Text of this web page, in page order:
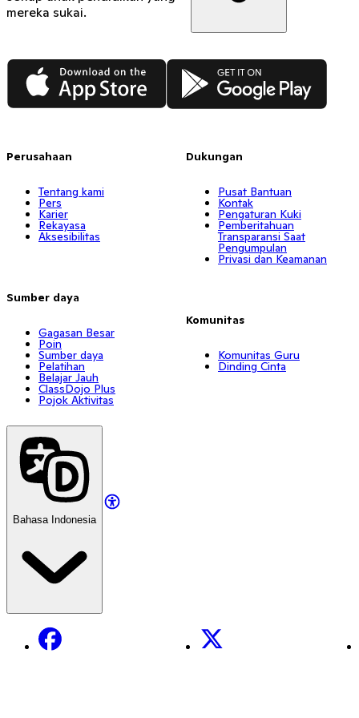
mereka sukai.
App Store Google Play
Perusahaan
Tentang kami
Pers
Karier
Rekayasa
Aksesibilitas
Sumber daya
Gagasan Besar
Poin
Sumber daya
Pelatihan
Belajar Jauh
ClassDojo Plus
Pojok Aktivitas
Dukungan
Pusat Bantuan
Kontak
Pengaturan Kuki
Pemberitahuan
Transparansi Saat
Pengumpulan
Privasi dan Keamanan
Komunitas
Komunitas Guru
Dinding Cinta
Bahasa Indonesia
Facebook X